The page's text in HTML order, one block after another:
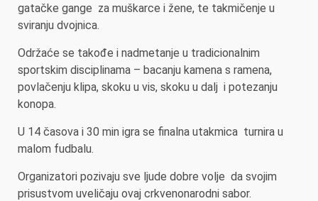
gatačke gange za muškarce i žene, te takmičenje u
sviranju dvojnica.
Održaće se takođe i nadmetanje u tradicionalnim
sportskim disciplinama – bacanju kamena s ramena,
povlačenju klipa, skoku u vis, skoku u dalj i potezanju
konopa.
U 14 časova i 30 min igra se finalna utakmica turnira u
malom fudbalu.
Organizatori pozivaju sve ljude dobre volje da svojim
prisustvom uveličaju ovaj crkvenonarodni sabor.